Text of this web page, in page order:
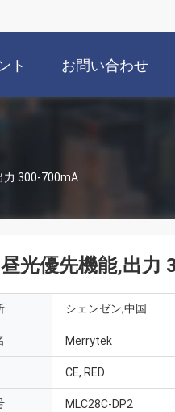
ト お問い合わせ
力 300-700mA
光優先機能,出力
シェンゼン,中国
Merrytek
CE, RED
MLC28C-DP2